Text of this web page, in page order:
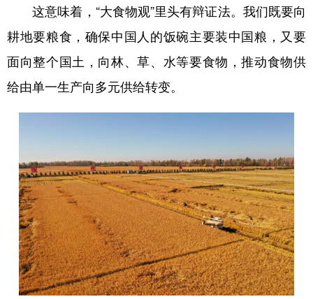
这意味着，“大食物观”里头有辩证法。我们既要向
耕地要粮食，确保中国人的饭碗主要装中国粮，又要
面向整个国土，向林、草、水等要食物，推动食物供
给由单一生产向多元供给转变。